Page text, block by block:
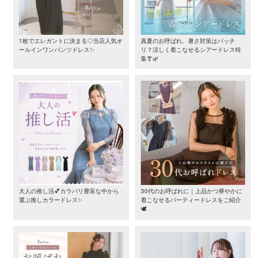
1枚でエレガントに決まる♡当店人気オ
ールインワンパンツドレス✨
真夏のお呼ばれ、暑さ対策はバッチ
リ？涼しく着こなせるシアードレス特
集🎐🌿
大人の推し活💕カラバリ豊富な中から
選ぶ推しカラードレス✨
30代のお呼ばれに｜上品かつ華やかに
着こなせるパーティードレスをご紹介
🕊️